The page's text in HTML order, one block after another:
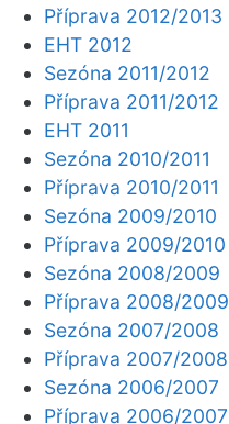
Příprava 2012/2013
EHT 2012
Sezóna 2011/2012
Příprava 2011/2012
EHT 2011
Sezóna 2010/2011
Příprava 2010/2011
Sezóna 2009/2010
Příprava 2009/2010
Sezóna 2008/2009
Příprava 2008/2009
Sezóna 2007/2008
Příprava 2007/2008
Sezóna 2006/2007
Příprava 2006/2007